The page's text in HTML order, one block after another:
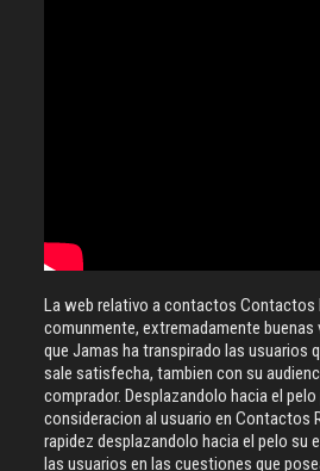
La web relativo a contactos Contactos
comunmente, extremadamente buenas
que Jamas ha transpirado las usuarios
sale satisfecha, tambien con su
comprador. Desplazandolo hacia el
consideracion al usuario en Contactos
rapidez desplazandolo hacia el pelo su
las usuarios en las cuestiones que